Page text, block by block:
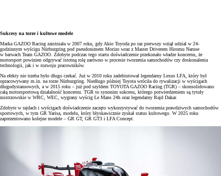
Sukcesy na torze i kultowe modele
Marka GAZOO Racing zaistniała w 2007 roku, gdy Akio Toyoda po raz pierwszy wziął udział w 24-
godzinnym wyścigu Nürburgring pod pseudonimem Morizo wraz z Master Driverem Hiromu Naruse
w barwach Team GAZOO. Zdobyte podczas tego startu doświadczenie przekonało władze koncernu, że
motorsport powinien odgrywać istotną rolę zarówno w procesie tworzenia samochodów czy doskonalenia
technologii, jak i w rozwoju pracowników.
Na efekty nie trzeba było długo czekać. Już w 2010 roku zadebiutował legendarny Lexus LFA, który był
opracowywany m.in. na torze Nürburgring. Niedługo później Toyota wróciła do rywalizacji w wyścigach
długodystansowych, a w 2015 roku – już pod szyldem TOYOTA GAZOO Racing (TGR) – skonsolidowano
całą motorsportową działalność koncernu. TGR to synonim sukcesu, którego potwierdzeniem są tytuły
mistrzowskie w WRC, WEC, wygrany wyścig Le Mans 24h oraz legendarny Rajd Dakar.
Zdobyte w rajdach i wyścigach doświadczenie zaczęto wykorzystywać do tworzenia prawdziwych samochodów
sportowych, w tym GR Yarisa, modelu, który błyskawicznie zyskał status kultowego. W 2025 roku
zaprezentowano kolejne modele – GR GT, GR GT3 i LFA Concept.